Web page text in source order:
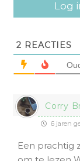
Log
2 REACTIES
Corry
6 jaren
Een prachtig